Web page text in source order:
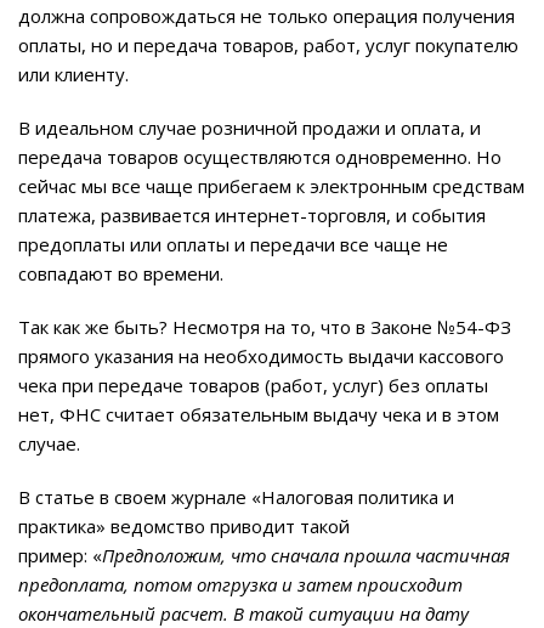
должна сопровождаться не только операция получения
оплаты, но и передача товаров, работ, услуг покупателю
или клиенту.
В идеальном случае розничной продажи и оплата, и
передача товаров осуществляются одновременно. Но
сейчас мы все чаще прибегаем к электронным средствам
платежа, развивается интернет-торговля, и события
предоплаты или оплаты и передачи все чаще не
совпадают во времени.
Так как же быть? Несмотря на то, что в Законе №54-ФЗ
прямого указания на необходимость выдачи кассового
чека при передаче товаров (работ, услуг) без оплаты
нет, ФНС считает обязательным выдачу чека и в этом
случае.
В статье в своем журнале «Налоговая политика и
практика» ведомство приводит такой
пример: «Предположим, что сначала прошла частичная
предоплата, потом отгрузка и затем происходит
окончательный расчет. В такой ситуации на дату